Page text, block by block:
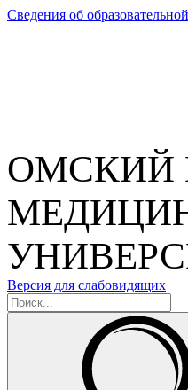
Сведения об
ОМСКИЙ
Версия для слабовидящих